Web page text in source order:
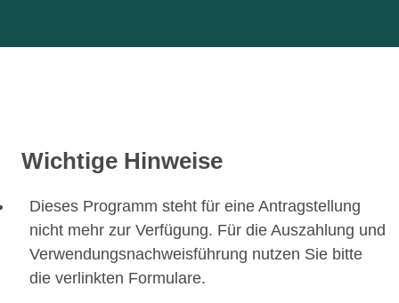
Wichtige Hinweise
Dieses Programm steht für eine Antragstellung
nicht mehr zur Verfügung. Für die Auszahlung und
Verwendungsnachweisführung nutzen Sie bitte
die verlinkten Formulare.